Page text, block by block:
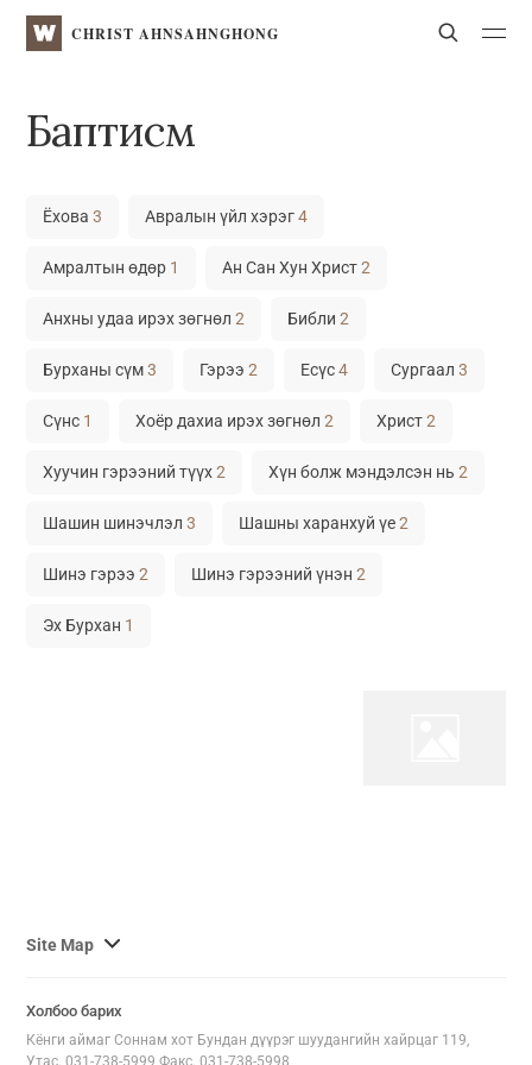
WATVCHRIST AHNSAHNGHONG Search
Баптисм
Ёхова3 Авралын үйл хэрэг4
Амралтын өдөр 1 Ан Сан Хун Христ2
Анхны удаа ирэх зөгнөл2 Библи2
Бурханы сүм3 Гэрээ2 Есүс4 Сургаал3
Сүнс 1 Хоёр дахиа ирэх зөгнөл2 Христ2
Хуучин гэрээний түүх2 Хүн болж мэндэлсэн нь2
Шашин шинэчлэл3 Шашны харанхуй үе2
Шинэ гэрээ2 Шинэ гэрээний үнэн2
Эх Бурхан 1
Site Map 사
맵
전
Холбоо барих
Кёнги аймаг Соннам хот Бундан дүүрэг шуудангийн хайрцаг 119,
Утас. 031-738-5999 Факс. 031-738-5998